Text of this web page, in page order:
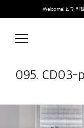
content
Welcome! 신규 회
취향대로 완성하
095. CD03-